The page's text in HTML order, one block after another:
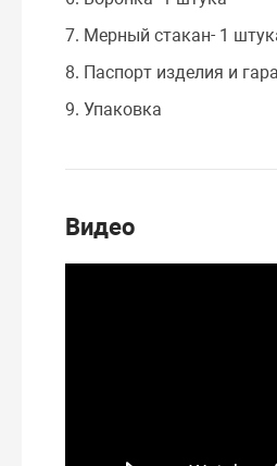
7. Мерный стакан- 1
8. Паспорт изделия и
9. Упаковка
Видео